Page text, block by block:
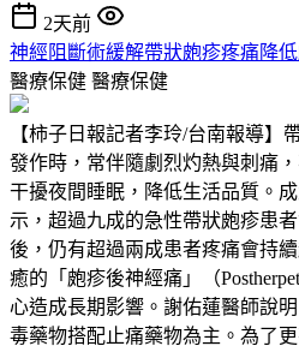
2天前
神經阻斷術緩解帶狀皰疹疼痛降
醫療保健 醫療保健
【柿子日報記者李玲/台南報導】
發作時，常伴隨劇烈灼熱與刺痛
干擾夜間睡眠，降低生活品質。
示，超過九成的急性帶狀皰疹患
後，仍有超過兩成患者疼痛會持
癒的「皰疹後神經痛」（
心造成長期影響。謝佑蓮醫師說
毒藥物搭配止痛藥物為主。為了